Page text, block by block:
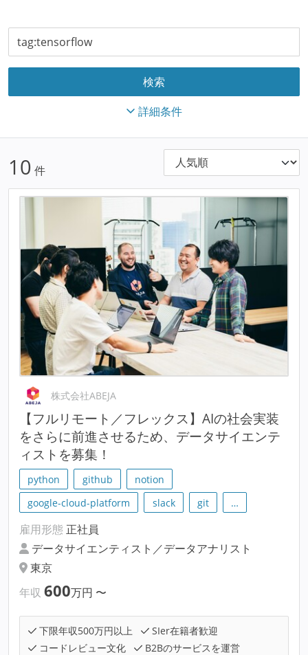
詳細条件
10 件
株式会社ABEJA
【フルリモート／フレックス】AIの社会実装
をさらに前進させるため、データサイエンテ
ィストを募集！
python github
notion
google-cloud-platform
slack git …
雇用形態 正社員
データサイエンティスト／データアナリスト
東京
年収 600万円 〜
下限年収500万円以上
SIer在籍者歓迎
コードレビュー文化
B2Bのサービスを運営